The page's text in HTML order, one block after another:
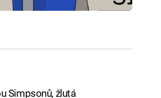
Simpsonů, žlutá